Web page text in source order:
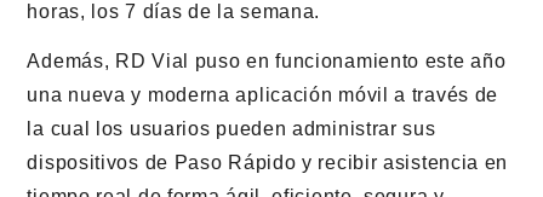
horas, los 7 días de la semana.
Además, RD Vial puso en funcionamiento este año
una nueva y moderna aplicación móvil a través de
la cual los usuarios pueden administrar sus
dispositivos de Paso Rápido y recibir asistencia en